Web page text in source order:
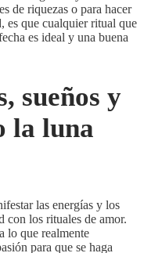
de riquezas o para hacer
es que cualquier ritual que
es ideal y una buena
sueños y
la luna
las energías y los
con los rituales de amor.
lo que realmente
para que se haga